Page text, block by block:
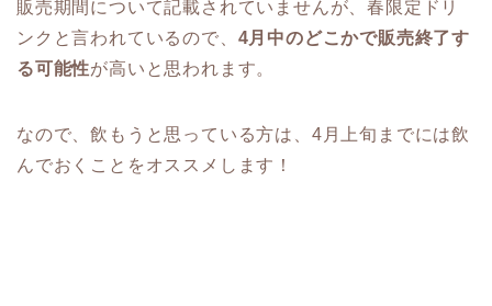
販売期間について記載されていませんが、春限定ドリ
ンクと言われているので、 4月中のどこかで販売終了す
る可能性が高いと思われます。
なので、飲もうと思っている方は、4月上旬までには飲
んでおくことをオススメします！